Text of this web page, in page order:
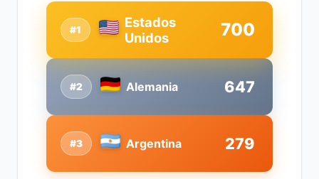
#2 Alemania 647
#1
Estados
Unidos
700
#3 Argentina 279